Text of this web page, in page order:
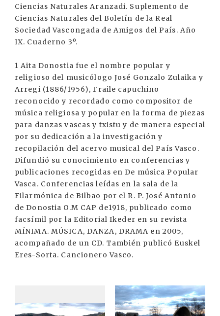
Ciencias Naturales Aranzadi. Suplemento de
Ciencias Naturales del Boletín de la Real
Sociedad Vascongada de Amigos del País. Año
IX. Cuaderno 3º.
1 Aita Donostia fue el nombre popular y
religioso del musicólogo José Gonzalo Zulaika y
Arregi (1886/1956), Fraile capuchino
reconocido y recordado como compositor de
música religiosa y popular en la forma de piezas
para danzas vascas y txistu y de manera especial
por su dedicación a la investigación y
recopilación del acervo musical del País Vasco.
Difundió su conocimiento en conferencias y
publicaciones recogidas en De música Popular
Vasca. Conferencias leídas en la sala de la
Filarmónica de Bilbao por el R. P. José Antonio
de Donostia O.M CAP de1918, publicado como
facsímil por la Editorial Ikeder en su revista
MÍNIMA. MÚSICA, DANZA, DRAMA en 2005,
acompañado de un CD. También publicó Euskel
Eres-Sorta. Cancionero Vasco.